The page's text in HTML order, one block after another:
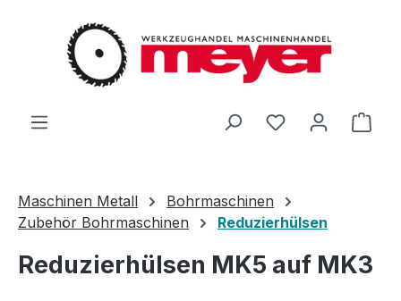
Zum Hauptinhalt springen
Du hast 0
Maschinen Metall
Bohrmaschinen
Zubehör Bohrmaschinen
Reduzierhülsen
Reduzierhülsen MK5 auf MK3